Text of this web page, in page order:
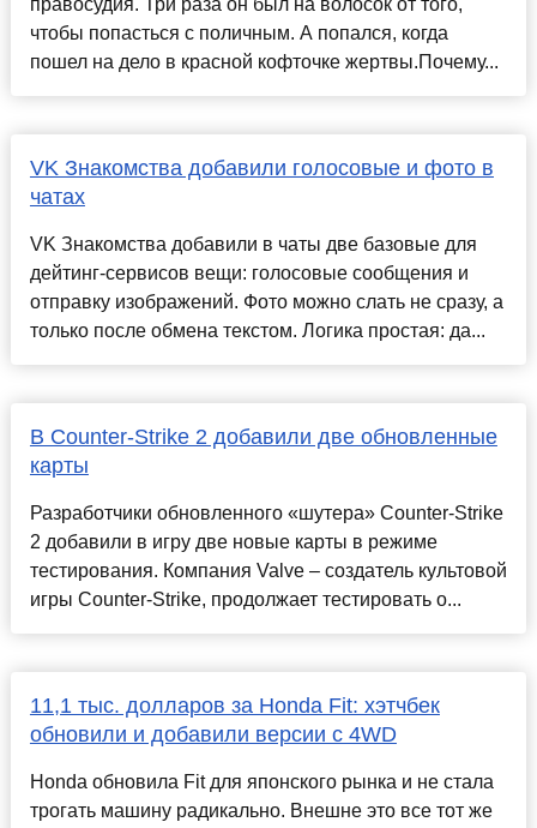
правосудия. Три раза он был на волосок от того,
чтобы попасться с поличным. А попался, когда
пошел на дело в красной кофточке жертвы.Почему...
VK Знакомства добавили голосовые и фото в
чатах
VK Знакомства добавили в чаты две базовые для
дейтинг-сервисов вещи: голосовые сообщения и
отправку изображений. Фото можно слать не сразу, а
только после обмена текстом. Логика простая: да...
В Counter-Strike 2 добавили две обновленные
карты
Разработчики обновленного «шутера» Counter-Strike
2 добавили в игру две новые карты в режиме
тестирования. Компания Valve – создатель культовой
игры Counter-Strike, продолжает тестировать о...
11,1 тыс. долларов за Honda Fit: хэтчбек
обновили и добавили версии с 4WD
Honda обновила Fit для японского рынка и не стала
трогать машину радикально. Внешне это все тот же